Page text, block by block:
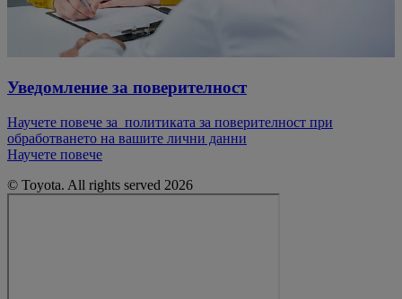
Уведомление за поверителност
Научете повече за политиката за поверителност при
обработването на вашите лични данни
Научете повече
© Toyota. All rights served 2026